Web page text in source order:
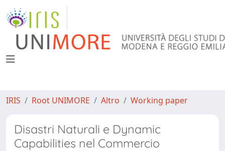
IRIS Root UNIMORE Altro Working paper
Disastri Naturali e Dynamic
Capabilities nel Commercio